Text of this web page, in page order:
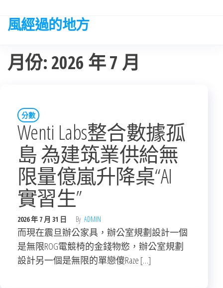
the
風經過的地方
月份: 2026 年 7 月
分數
Wenti Labs整合數據孤
島 為建筑業供給無
限量億嵐升降桌“AI
實習生”
2026 年 7 月 31 日 By ADMIN
而現在震旦辦公家具，辦公室規劃設計一個
是無限ROG電競椅的金錢物慾，辦公室規劃
設計另一個是無限的單戀傻Raze […]